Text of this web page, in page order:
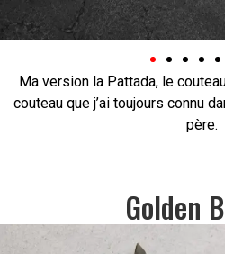
Ma version la Pattada, le
couteau que j’ai toujours connu
père.
Golden